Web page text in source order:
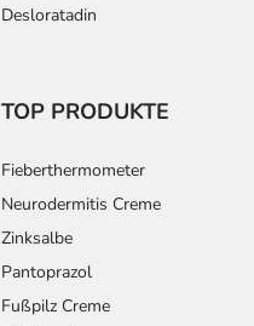
Desloratadin
TOP PRODUKTE
Fieberthermometer
Neurodermitis Creme
Zinksalbe
Pantoprazol
Fußpilz Creme